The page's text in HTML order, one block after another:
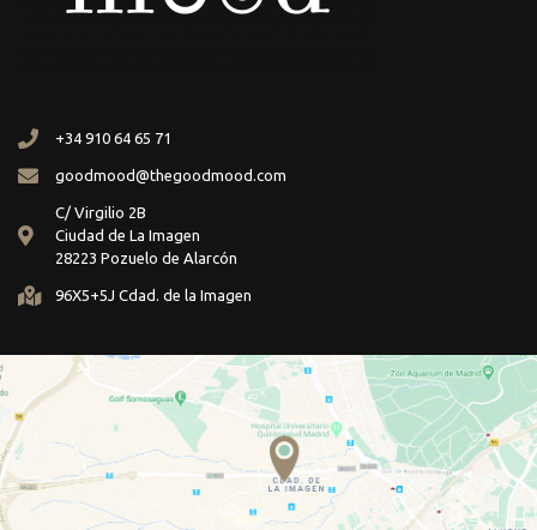
+34 910 64 65 71
goodmood@thegoodmood.com
C/ Virgilio 2B
Ciudad de La Imagen
28223 Pozuelo de Alarcón
96X5+5J Cdad. de la Imagen